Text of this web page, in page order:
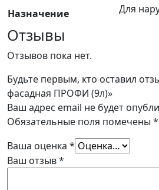
Назначение Для
Отзывы
Отзывов пока нет.
Будьте первым, кто оставил
фасадная ПРОФИ (9л)»
Ваш адрес email не будет
Обязательные поля помечены *
Ваша оценка *
Ваш отзыв*